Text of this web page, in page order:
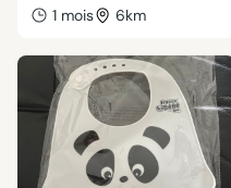
1 mois 6km